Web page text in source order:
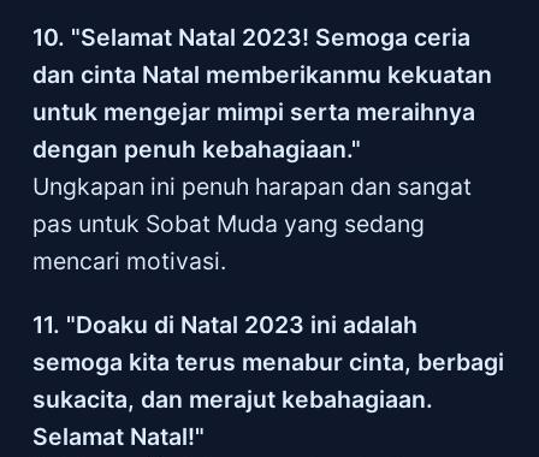
10. "Selamat Natal 2023! Semoga ceria
dan cinta Natal memberikanmu kekuatan
untuk mengejar mimpi serta meraihnya
dengan penuh kebahagiaan."
Ungkapan ini penuh harapan dan sangat
pas untuk Sobat Muda yang sedang
mencari motivasi.
11. "Doaku di Natal 2023 ini adalah
semoga kita terus menabur cinta, berbagi
sukacita, dan merajut kebahagiaan.
Selamat Natal!"